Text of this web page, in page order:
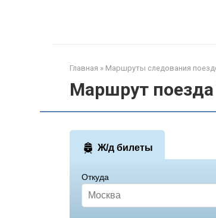
Главная » Маршруты следования
Маршрут
Ж/д билеты
Откуда